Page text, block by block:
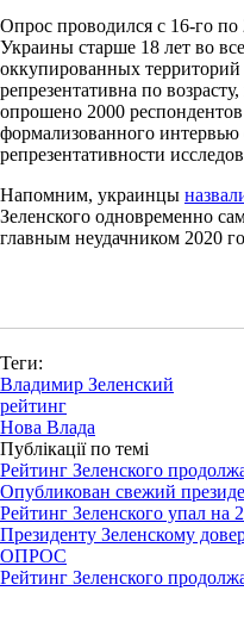
Опрос проводился с 16-го по
Украины старше 18 лет во
оккупированных
репрезентативна по
опрошено 2000
формализованного
репрезентативности
Напомним, украинцы
Зеленского одновременно
главным неудачником 2020
Теги:
Владимир Зеленский
рейтинг
Нова Влада
Публікації по темі
Рейтинг Зеленского
Опубликован свежий
Рейтинг Зеленского упал на
Президенту Зеленскому
ОПРОС
Рейтинг Зеленского